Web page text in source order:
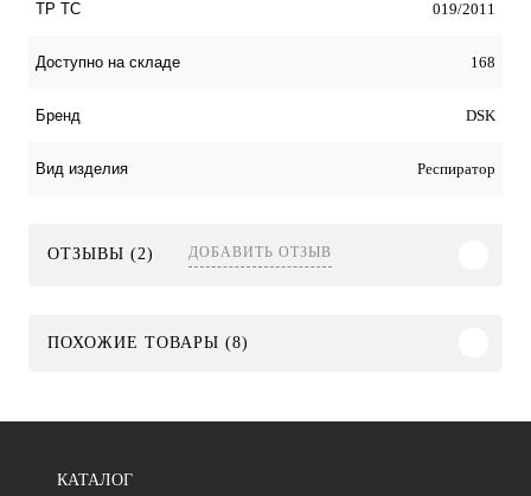
ТР ТС 019/2011
Доступно на складе 168
Бренд DSK
Вид изделия Респиратор
ОТЗЫВЫ (2) ДОБАВИТЬ ОТЗЫВ
ПОХОЖИЕ ТОВАРЫ (8)
КАТАЛОГ